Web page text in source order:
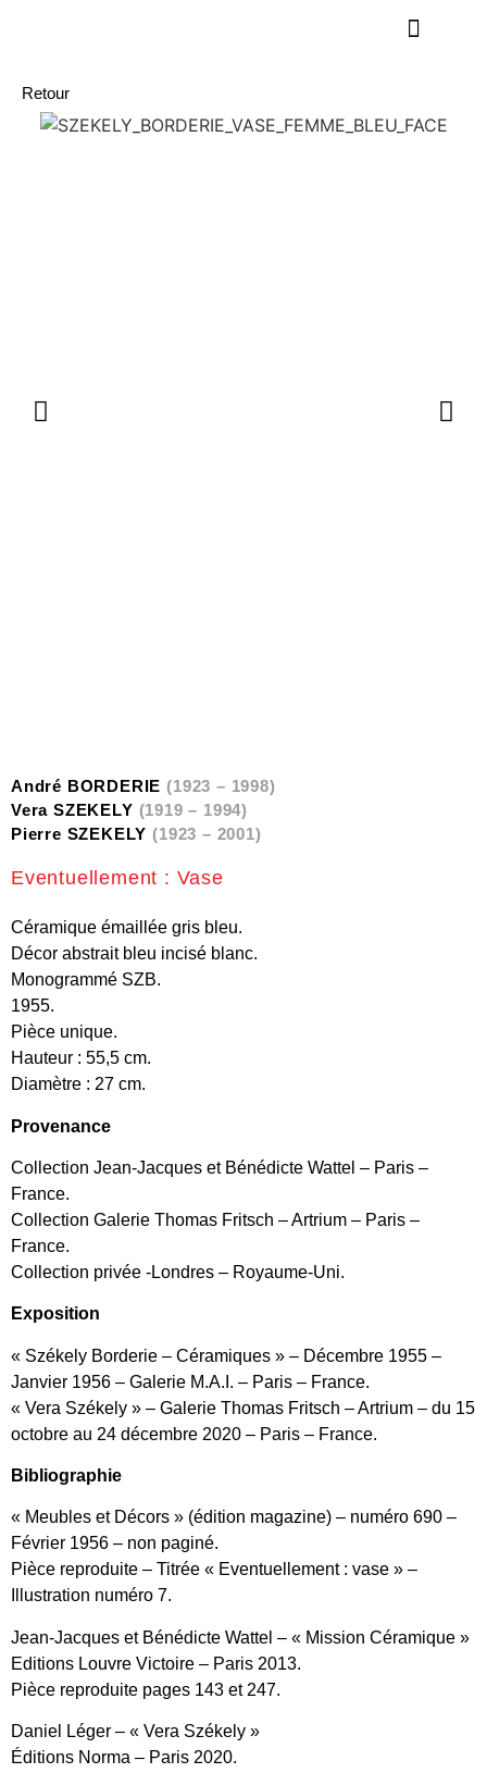
Retour
André BORDERIE (1923 – 1998)
Vera SZEKELY (1919 – 1994)
Pierre SZEKELY (1923 – 2001)
Eventuellement : Vase
Céramique émaillée gris bleu.
Décor abstrait bleu incisé blanc.
Monogrammé SZB.
1955.
Pièce unique.
Hauteur : 55,5 cm.
Diamètre : 27 cm.
Provenance
Collection Jean-Jacques et Bénédicte Wattel – Paris –
France.
Collection Galerie Thomas Fritsch – Artrium – Paris –
France.
Collection privée -Londres – Royaume-Uni.
Exposition
« Székely Borderie – Céramiques » – Décembre 1955 –
Janvier 1956 – Galerie M.A.I. – Paris – France.
« Vera Székely » – Galerie Thomas Fritsch – Artrium – du 15
octobre au 24 décembre 2020 – Paris – France.
Bibliographie
« Meubles et Décors » (édition magazine) – numéro 690 –
Février 1956 – non paginé.
Pièce reproduite – Titrée « Eventuellement : vase » –
Illustration numéro 7.
Jean-Jacques et Bénédicte Wattel – « Mission Céramique »
Editions Louvre Victoire – Paris 2013.
Pièce reproduite pages 143 et 247.
Daniel Léger – « Vera Székely »
Éditions Norma – Paris 2020.